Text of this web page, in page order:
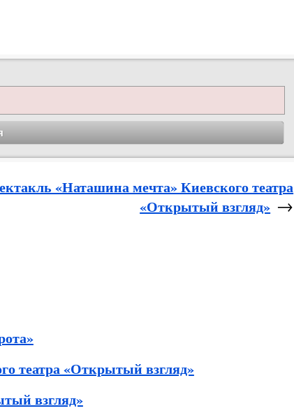
«Наташина мечта» Киевского театра
«Открытый взгляд» →
театра «Открытый взгляд»
взгляд»